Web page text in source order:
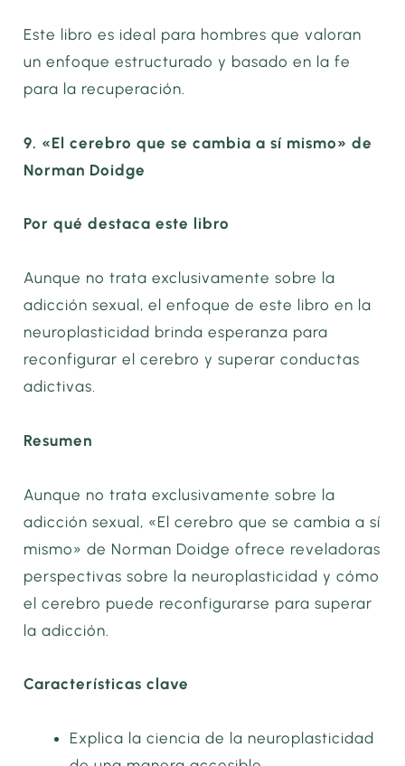
Este libro es ideal para hombres que valoran
un enfoque estructurado y basado en la fe
para la recuperación.
9. «El cerebro que se cambia a sí mismo» de
Norman Doidge
Por qué destaca este libro
Aunque no trata exclusivamente sobre la
adicción sexual, el enfoque de este libro en la
neuroplasticidad brinda esperanza para
reconfigurar el cerebro y superar conductas
adictivas.
Resumen
Aunque no trata exclusivamente sobre la
adicción sexual, «El cerebro que se cambia a sí
mismo» de Norman Doidge ofrece reveladoras
perspectivas sobre la neuroplasticidad y cómo
el cerebro puede reconfigurarse para superar
la adicción.
Características clave
Explica la ciencia de la neuroplasticidad